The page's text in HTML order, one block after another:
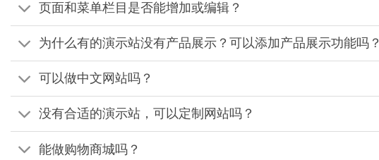
页面和菜单栏目是否能增加或编辑？
为什么有的演示站没有产品展示？可以添加产品展示功能吗？
可以做中文网站吗？
没有合适的演示站，可以定制网站吗？
能做购物商城吗？